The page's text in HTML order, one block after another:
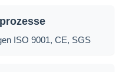
ISO 9001, CE, SGS